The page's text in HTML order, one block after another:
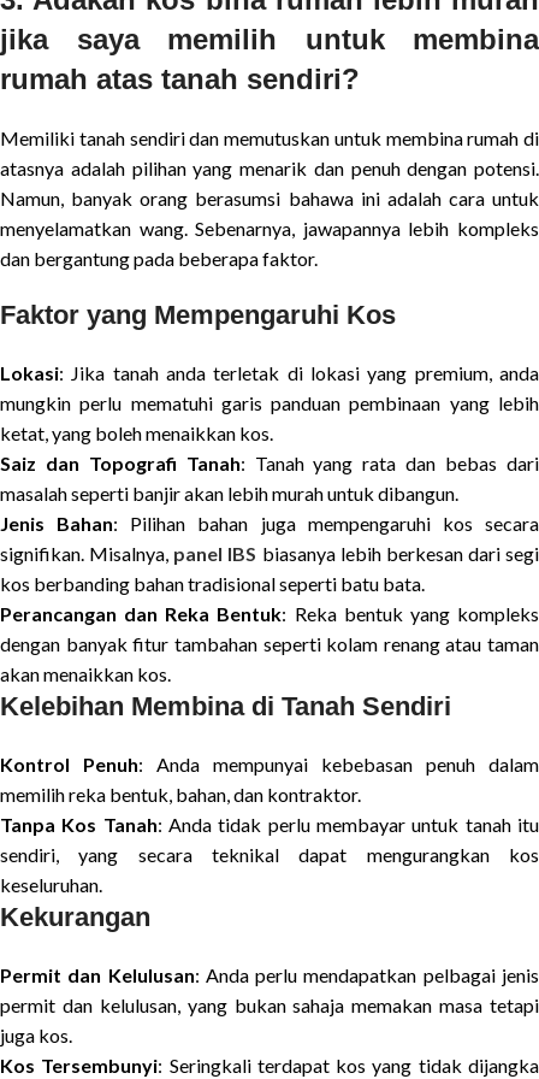
jika saya memilih untuk membina
rumah atas tanah sendiri?
Memiliki tanah sendiri dan memutuskan untuk membina rumah di
atasnya adalah pilihan yang menarik dan penuh dengan potensi.
Namun, banyak orang berasumsi bahawa ini adalah cara untuk
menyelamatkan wang. Sebenarnya, jawapannya lebih kompleks
dan bergantung pada beberapa faktor.
Faktor yang Mempengaruhi Kos
Lokasi: Jika tanah anda terletak di lokasi yang premium, anda
mungkin perlu mematuhi garis panduan pembinaan yang lebih
ketat, yang boleh menaikkan kos.
Saiz dan Topografi Tanah: Tanah yang rata dan bebas dari
masalah seperti banjir akan lebih murah untuk dibangun.
Jenis Bahan: Pilihan bahan juga mempengaruhi kos secara
signifikan. Misalnya, panel IBS biasanya lebih berkesan dari segi
kos berbanding bahan tradisional seperti batu bata.
Perancangan dan Reka Bentuk: Reka bentuk yang kompleks
dengan banyak fitur tambahan seperti kolam renang atau taman
akan menaikkan kos.
Kelebihan Membina di Tanah Sendiri
Kontrol Penuh: Anda mempunyai kebebasan penuh dalam
memilih reka bentuk, bahan, dan kontraktor.
Tanpa Kos Tanah: Anda tidak perlu membayar untuk tanah itu
sendiri, yang secara teknikal dapat mengurangkan kos
keseluruhan.
Kekurangan
Permit dan Kelulusan: Anda perlu mendapatkan pelbagai jenis
permit dan kelulusan, yang bukan sahaja memakan masa tetapi
juga kos.
Kos Tersembunyi: Seringkali terdapat kos yang tidak dijangka